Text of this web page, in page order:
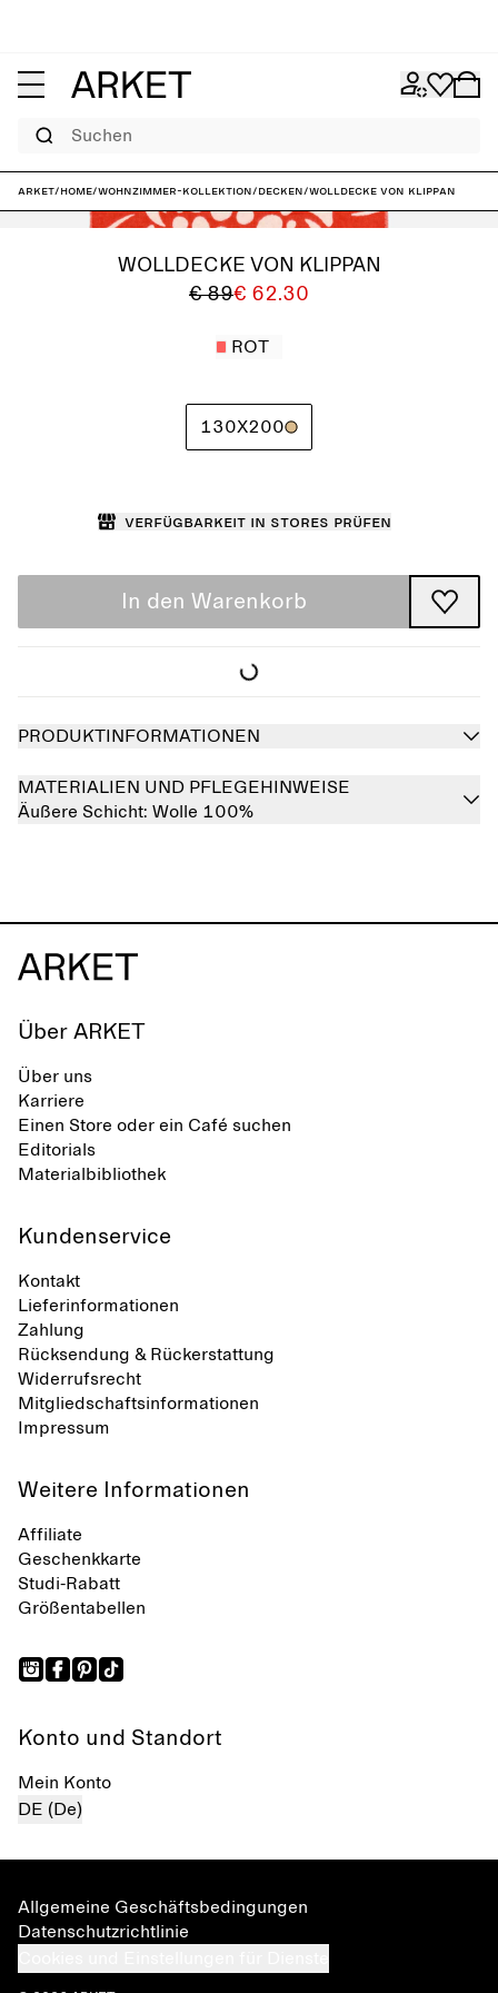
Suchen
ARKET/Home/Wohnzimmer-Kollektion/Decken/Wolldecke von Klippan
WOLLDECKE VON KLIPPAN
€ 89€ 62.30
ROT
130X200
Verfügbarkeit in Stores prüfen
In den Warenkorb
PRODUKTINFORMATIONEN
MATERIALIEN UND PFLEGEHINWEISE
Äußere Schicht: Wolle 100%
Über ARKET
Über uns
Karriere
Einen Store oder ein Café suchen
Editorials
Materialbibliothek
Kundenservice
Kontakt
Lieferinformationen
Zahlung
Rücksendung & Rückerstattung
Widerrufsrecht
Mitgliedschaftsinformationen
Impressum
Weitere Informationen
Affiliate
Geschenkkarte
Studi-Rabatt
Größentabellen
Konto und Standort
Mein Konto
DE (De)
Allgemeine Geschäftsbedingungen
Datenschutzrichtlinie